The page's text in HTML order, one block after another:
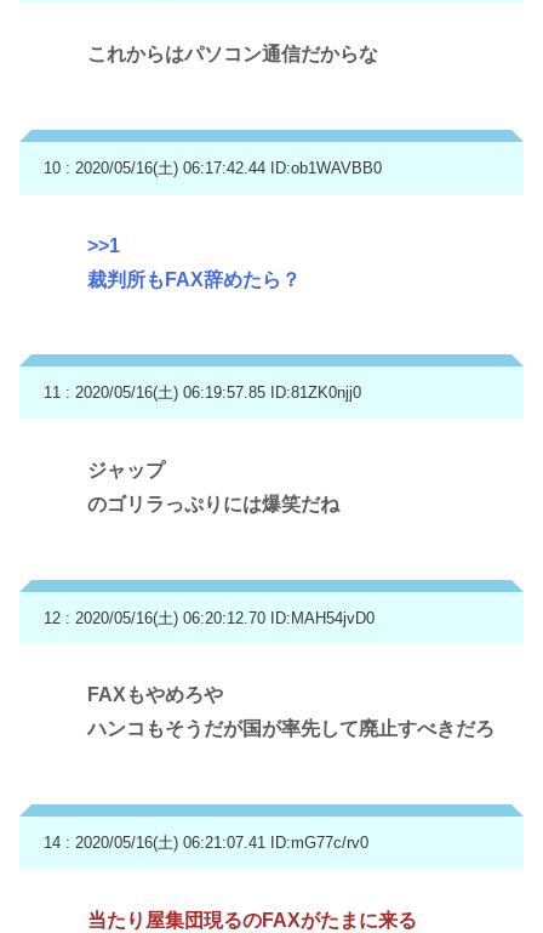
これからはパソコン通信だからな
10 : 2020/05/16(土) 06:17:42.44 ID:ob1WAVBB0
>>1
裁判所もFAX辞めたら？
11 : 2020/05/16(土) 06:19:57.85 ID:81ZK0njj0
ジャップ
のゴリラっぷりには爆笑だね
12 : 2020/05/16(土) 06:20:12.70 ID:MAH54jvD0
FAXもやめろや
ハンコもそうだが国が率先して廃止すべきだろ
14 : 2020/05/16(土) 06:21:07.41 ID:mG77c/rv0
当たり屋集団現るのFAXがたまに来る